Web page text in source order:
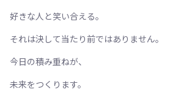
好きな人と笑い合える。
それは決して当たり前ではありません。
今日の積み重ねが、
未来をつくります。